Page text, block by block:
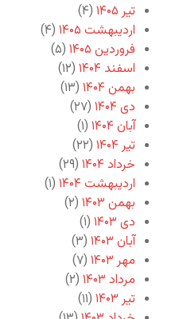
تیر ۱۴۰۵
(۴)
اردیبهشت ۱۴۰۵
(۴)
فروردین ۱۴۰۵
(۵)
اسفند ۱۴۰۴
(۱۲)
بهمن ۱۴۰۴
(۱۳)
دی ۱۴۰۴
(۲۷)
آبان ۱۴۰۴
(۱)
تیر ۱۴۰۴
(۲۲)
خرداد ۱۴۰۴
(۲۹)
اردیبهشت ۱۴۰۴
(۱)
بهمن ۱۴۰۳
(۲)
دی ۱۴۰۳
(۱)
آبان ۱۴۰۳
(۳)
مهر ۱۴۰۳
(۷)
مرداد ۱۴۰۳
(۲)
تیر ۱۴۰۳
(۱۱)